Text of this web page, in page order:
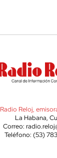
Radio Reloj,
La Habana,
Correo:
Teléfono: (53)